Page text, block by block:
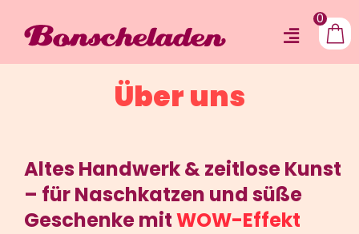
0
Inhalt
Toggle
Schauproduktion
Über uns
Altes Handwerk & zeitlose Kunst
– für Naschkatzen und süße
Geschenke mitWOW-Effekt